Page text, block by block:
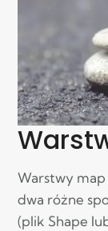
Warstwy map
dwa różne
(plik Shape